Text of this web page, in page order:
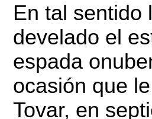
En tal sentido
develado el
espada
ocasión que
Tovar, en